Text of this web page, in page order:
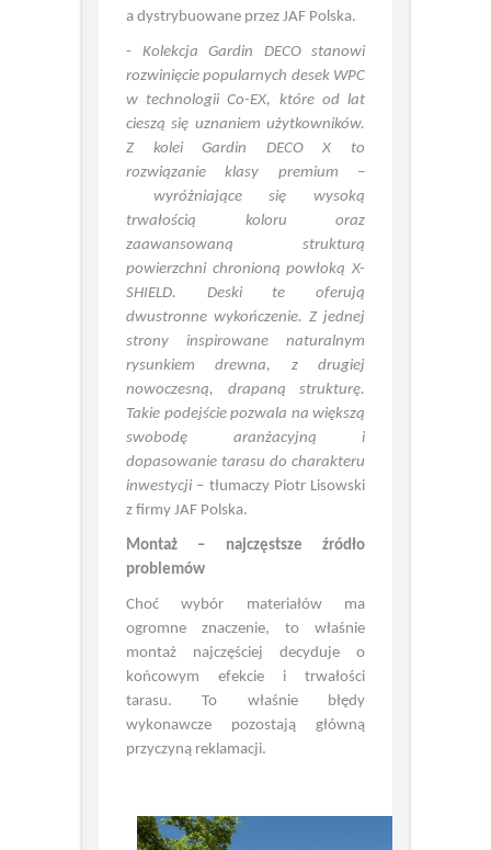
projektowane i testowane w Austrii,
-Kolekcja Gardin DECO stanowi
rozwinięcie popularnych desek WPC
w technologii Co-EX, które od lat
cieszą się uznaniem użytkowników.
Z kolei Gardin DECO X to
rozwiązanie klasy premium –
wyróżniające się wysoką
trwałością koloru oraz
zaawansowaną strukturą
powierzchni chronioną powłoką X-
SHIELD.
Deski te oferują
dwustronne wykończenie. Z jednej
strony inspirowane naturalnym
rysunkiem drewna, z drugiej
nowoczesną, drapaną strukturę.
Takie podejście pozwala na większą
swobodę aranżacyjną i
dopasowanie tarasu do charakteru
inwestycji– tłumaczy Piotr Lisowski
Montaż – najczęstsze źródło
Choć wybór materiałów ma
ogromne znaczenie, to właśnie
montaż najczęściej decyduje o
końcowym efekcie i trwałości
tarasu. To właśnie błędy
wykonawcze pozostają główną